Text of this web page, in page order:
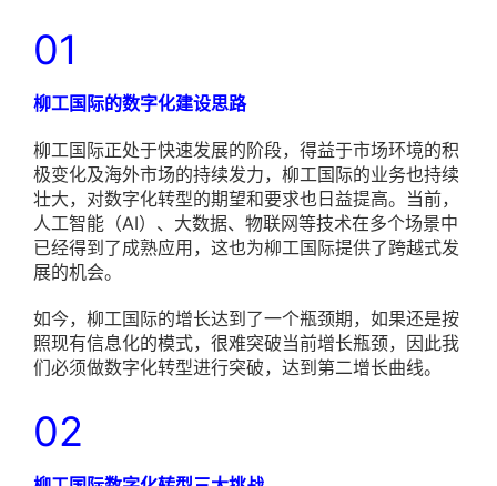
01
柳工国际的数字化建设思路
柳工国际正处于快速发展的阶段，得益于市场环境的积
极变化及海外市场的持续发力，柳工国际的业务也持续
壮大，对数字化转型的期望和要求也日益提高。当前，
人工智能（AI）、大数据、物联网等技术在多个场景中
已经得到了成熟应用，这也为柳工国际提供了跨越式发
展的机会。
如今，柳工国际的增长达到了一个瓶颈期，如果还是按
照现有信息化的模式，很难突破当前增长瓶颈，因此我
们必须做数字化转型进行突破，达到第二增长曲线。
02